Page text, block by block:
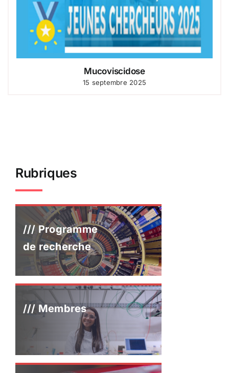
Mucoviscidose
15 septembre 2025
Rubriques
/// Programme
de recherche
/// Membres